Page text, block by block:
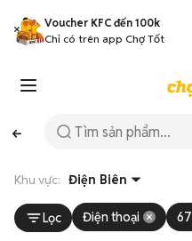
Voucher KFC đến 100k
Chỉ có trên app Chợ Tốt
Khu vực: Điện Biên
Lọc Điện thoại 67